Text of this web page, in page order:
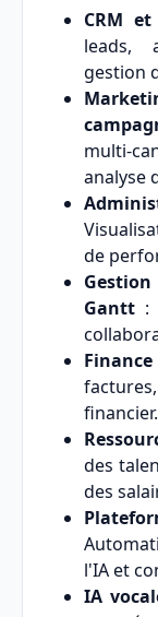
CRM
leads,
gestion
multi-
analyse
de
Gantt :
financier.
des
des
l'IA et
IA